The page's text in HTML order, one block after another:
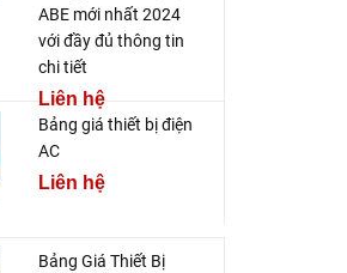
ABE mới nhất 2024
với đầy đủ thông tin
chi tiết
Liên hệ
Bảng giá thiết bị điện
AC
Liên hệ
Bảng Giá Thiết Bị